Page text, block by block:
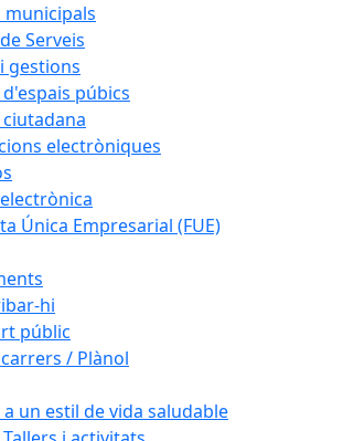
municipals
Serveis
gestions
d'espais púbics
electròniques
Única Empresarial (FUE)
hi
públic
/ Plànol
a un estil de vida saludable